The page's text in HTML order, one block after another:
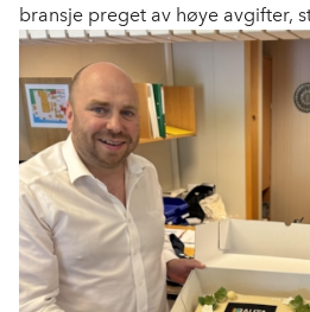
bransje preget av høye avgifter,
konkurranse. Med lokale
tilknytning til Sunnmøre lager de
opplevelser med tydelig lokal